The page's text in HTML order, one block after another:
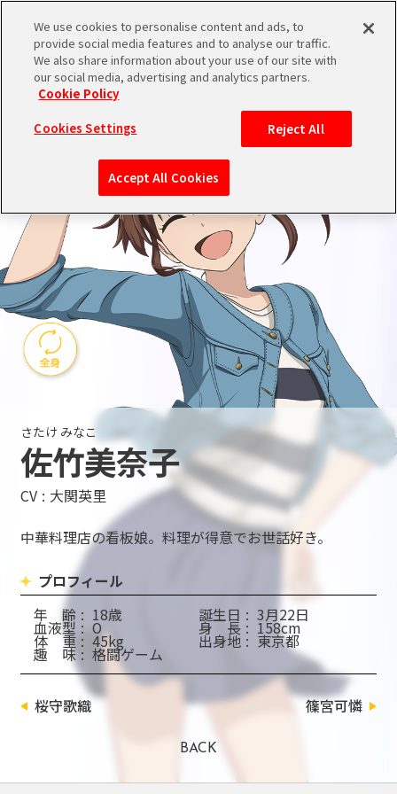
IDOL&CHARACTER
さたけ みなこ
佐竹美奈子
CV
大関英里
中華料理店の看板娘。料理が得意でお世話好き。
プロフィール
年
齢 18歳 誕生日 3月22日
血液型 O 身 長 158cm
体 重 45kg 出身地 東京都
趣 味 格闘ゲーム
桜守歌織 篠宮可憐
BACK
We use cookies to personalise content and ads, to
provide social media features and to analyse our traffic.
We also share information about your use of our site with
our social media, advertising and analytics partners.
Cookie Policy
Cookies Settings Reject All
Accept All Cookies